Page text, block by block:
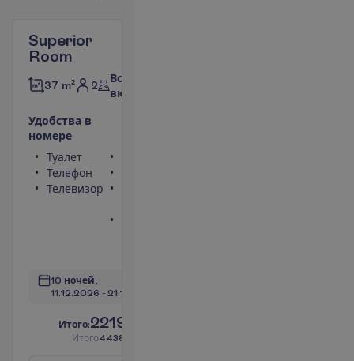
Superior
Room
37 m² 2
Все
включено
Удобства в
номере
Туалет
Телефон
Телевизор
10 ночей,
11.12.2026 - 21.12.2026
Итого:2219.00
Итого4438.00